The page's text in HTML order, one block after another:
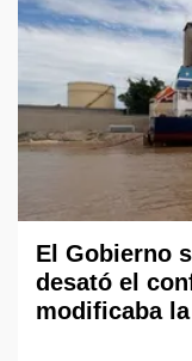
El Gobierno
desató el
modificaba